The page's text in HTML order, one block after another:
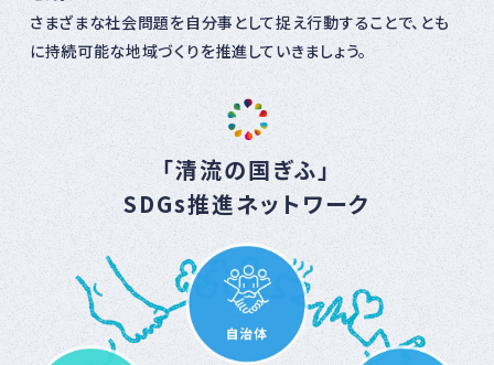
さまざまな社会問題を自分事として捉え行動することで、とも
に持続可能な地域づくりを推進していきましょう。
「清流の国ぎふ」
SDGs推進ネットワーク